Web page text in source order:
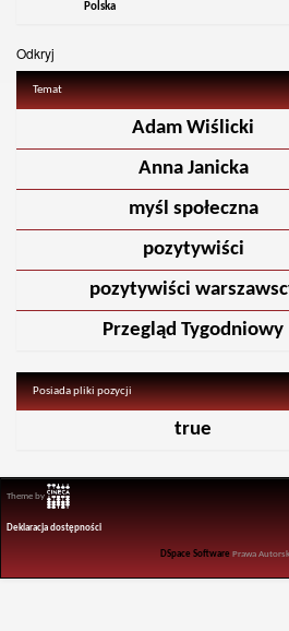
Polska
Odkryj
Temat
Adam Wiślicki
Anna Janicka
myśl społeczna
pozytywiści
pozytywiści
Przegląd Tygodniowy
Posiada pliki pozycji
true
Theme by
Deklaracja dostępności
DSpace Software Prawa